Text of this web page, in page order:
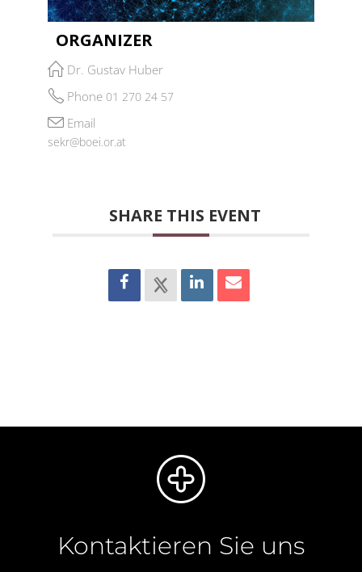
ORGANIZER
Dr. Gustav Huber
Phone 01 270 24 57
Email
sekr@boei.or.at
SHARE THIS EVENT
Kontaktieren Sie uns